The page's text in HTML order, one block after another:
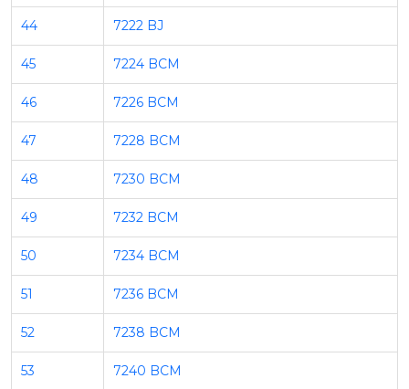
44 7222 BJ
45 7224 BCM
46 7226 BCM
47 7228 BCM
48 7230 BCM
49 7232 BCM
50 7234 BCM
51 7236 BCM
52 7238 BCM
53 7240 BCM